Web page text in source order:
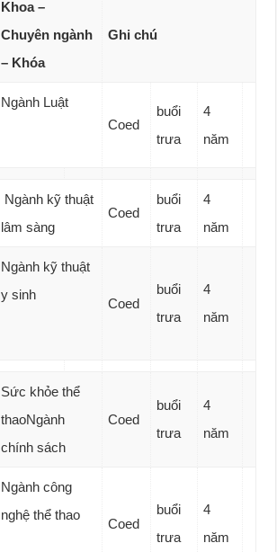
Khoa –
Chuyên ngành
– Khóa
Ghi chú
Ngành Luật
Coed
buổi
trưa
4
năm
Ngành kỹ thuật
lâm sàng
Coed
buổi
trưa
4
năm
Ngành kỹ thuật
y sinh
Coed
buổi
trưa
4
năm
Sức khỏe thể
thaoNgành
chính sách
Coed
buổi
trưa
4
năm
Ngành công
nghệ thể thao
Coed
buổi
trưa
4
năm